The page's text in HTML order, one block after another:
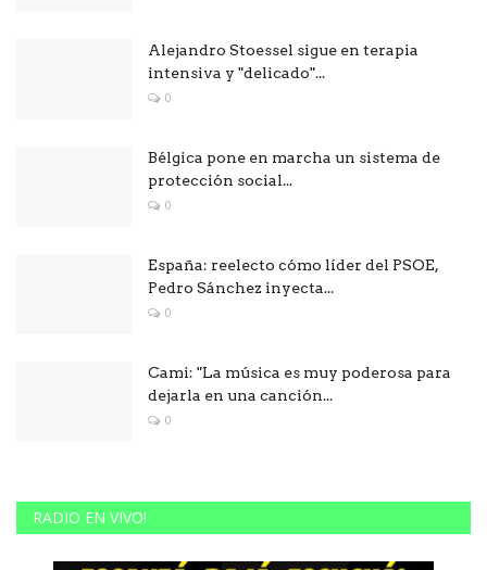
Alejandro Stoessel sigue en terapia
intensiva y "delicado"...
0
Bélgica pone en marcha un sistema de
protección social...
0
España: reelecto cómo líder del PSOE,
Pedro Sánchez inyecta...
0
Cami: "La música es muy poderosa para
dejarla en una canción...
0
RADIO EN VIVO!